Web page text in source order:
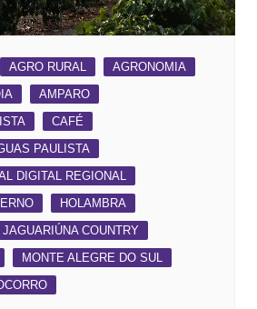
AGRO RURAL
AGRONOMIA
AMPARO
CAFÉ
PAULISTA
DIGITAL REGIONAL
HOLAMBRA
JAGUARIÚNA COUNTRY
MONTE ALEGRE DO SUL